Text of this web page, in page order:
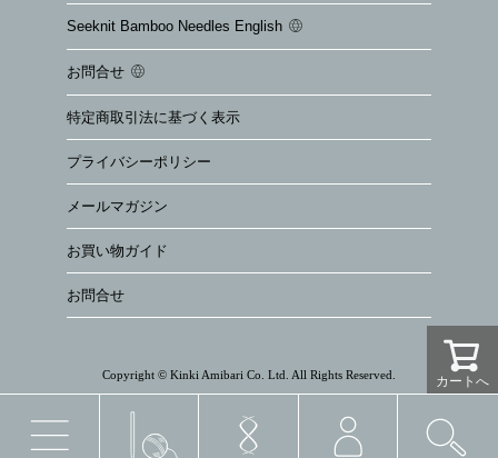
Seeknit Bamboo Needles English
お問合せ
特定商取引法に基づく表示
プライバシーポリシー
メールマガジン
お買い物ガイド
お問合せ
Copyright © Kinki Amibari Co. Ltd. All Rights Reserved. カートへ